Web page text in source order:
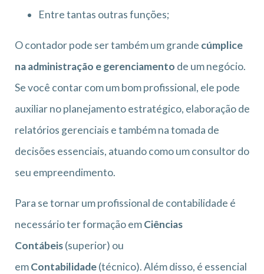
Entre tantas outras funções;
O contador pode ser também um grande cúmplice
na administração e gerenciamento de um negócio.
Se você contar com um bom profissional, ele pode
auxiliar no planejamento estratégico, elaboração de
relatórios gerenciais e também na tomada de
decisões essenciais, atuando como um consultor do
seu empreendimento.
Para se tornar um profissional de contabilidade é
necessário ter formação emCiências
Contábeis(superior) ou
emContabilidade(técnico). Além disso, é essencial